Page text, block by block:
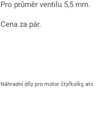
Pro průměr ventilu 5,5 mm.
Cena za pár.
Náhradní díly pro motor čtyřkolky, atv.